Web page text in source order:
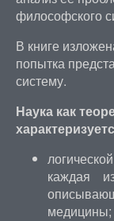
философского
В книге
попытка
систему.
Наука как
каждая
медицины;